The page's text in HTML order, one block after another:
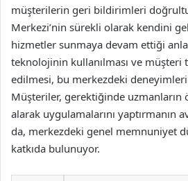
müşterilerin geri bildirimleri
Merkezi’nin sürekli olarak kendini
hizmetler sunmaya devam ettiği
teknolojinin kullanılması ve müşteri
edilmesi, bu merkezdeki
Müşteriler, gerektiğinde
alarak uygulamalarını yaptırmanın
da, merkezdeki genel memnuniyet
katkıda bulunuyor.